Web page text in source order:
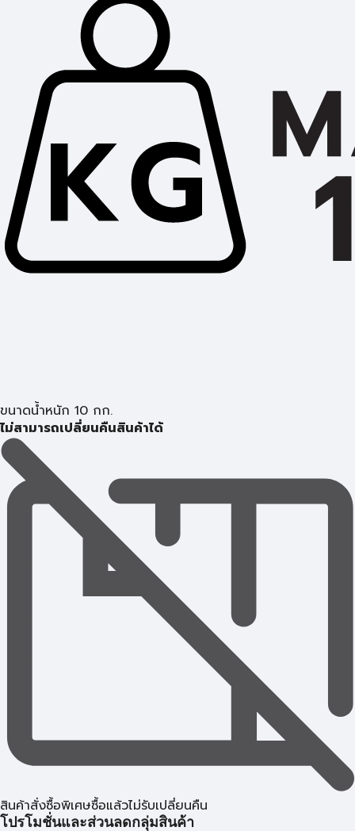
ขนาดน้ำหนัก 10 กก.
ไม่สามารถเปลี่ยนคืนสินค้าได้
สินค้าสั่งซื้อพิเศษซื้อแล้วไม่รับเปลี่ยนคืน
โปรโมชั่นและส่วนลดกลุ่มสินค้า